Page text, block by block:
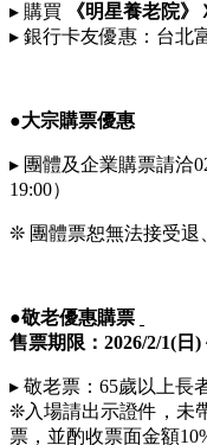
▸ 購買 《明星養老院》
▸ 銀行卡友優惠：台北
●大宗購票優惠
▸ 團體及企業購票請洽
19:00）
❊ 團體票恕無法接受退
●敬老優惠購票
售票期限： 2026/2/1(日)
▸ 敬老票：65歲以上長
❊入場請出示證件，未
票，並酌收票面金額